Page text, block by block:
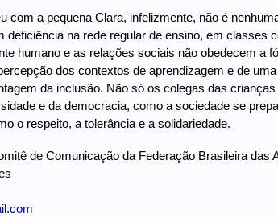
com a pequena Clara, infelizmente, não é
deficiência na rede regular de ensino, em
humano e as relações sociais não obedecem a
dos contextos de aprendizagem e de
da inclusão. Não só os colegas das
e da democracia, como a sociedade se
o respeito, a tolerância e a solidariedade.
de Comunicação da Federação Brasileira das